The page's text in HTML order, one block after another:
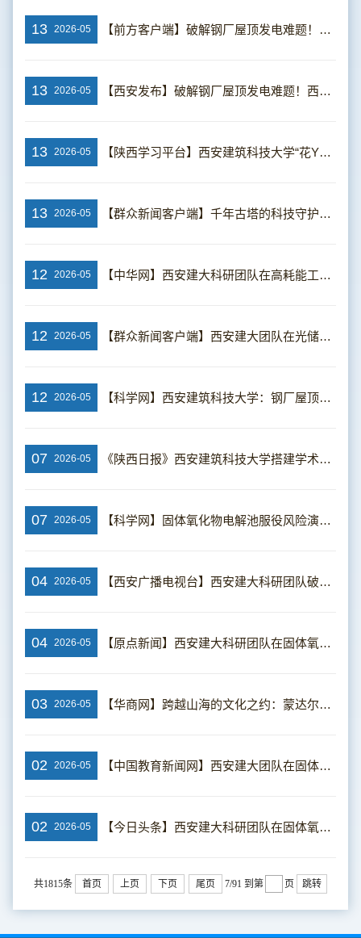
13 2026-05 【前方客户端】破解钢厂屋顶发电难题！西安建大新技术填补行业空白让光伏高效发电
13 2026-05 【西安发布】破解钢厂屋顶发电难题！西安建大新技术填补行业空白让光伏高效发电
13 2026-05 【陕西学习平台】西安建筑科技大学“花YOUNG青春”青年夜校：用第二课堂搭建青年成长多元平台
13 2026-05 【群众新闻客户端】千年古塔的科技守护——西安建大团队完成大雁塔结构安全“全身体检”
12 2026-05 【中华网】西安建大科研团队在高耗能工业园区光储优化配置领域取得新进展
12 2026-05 【群众新闻客户端】西安建大团队在光储优化配置领域取得新进展
12 2026-05 【科学网】西安建筑科技大学：钢厂屋顶光伏布局与储能经济优化规律获揭示
07 2026-05 《陕西日报》西安建筑科技大学搭建学术交流平台 助力我国极地事业发展
07 2026-05 【科学网】固体氧化物电解池服役风险演化规律获揭示
04 2026-05 【西安广播电视台】西安建大科研团队破解电解水制氢风险评估难题
04 2026-05 【原点新闻】西安建大科研团队在固体氧化物电解池运行动态安全评估领域取得新进展
03 2026-05 【华商网】跨越山海的文化之约：蒙达尔纪法中友好协会师生代表团“汉语桥”来华交流
02 2026-05 【中国教育新闻网】西安建大团队在固体氧化物电解池运行动态安全评估领域取得新进展
02 2026-05 【今日头条】西安建大科研团队在固体氧化物电解池运行动态安全评估领域取得新进展
共1815条 首页 上页 下页 尾页 7/91 到第 页 跳转